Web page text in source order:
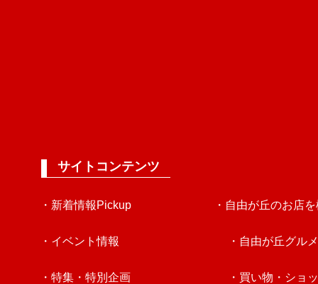
サイトコンテンツ
・新着情報Pickup
・イベント情報
・特集・特別企画
・自由が丘のお店
・自由が丘グルメ
・買い物・ショ